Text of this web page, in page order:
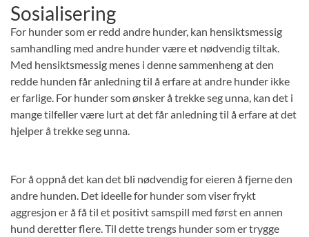
Sosialisering
For hunder som er redd andre hunder, kan hensiktsmessig
samhandling med andre hunder være et nødvendig tiltak.
Med hensiktsmessig menes i denne sammenheng at den
redde hunden får anledning til å erfare at andre hunder ikke
er farlige. For hunder som ønsker å trekke seg unna, kan det i
mange tilfeller være lurt at det får anledning til å erfare at det
hjelper å trekke seg unna.
For å oppnå det kan det bli nødvendig for eieren å fjerne den
andre hunden. Det ideelle for hunder som viser frykt
aggresjon er å få til et positivt samspill med først en annen
hund deretter flere. Til dette trengs hunder som er trygge